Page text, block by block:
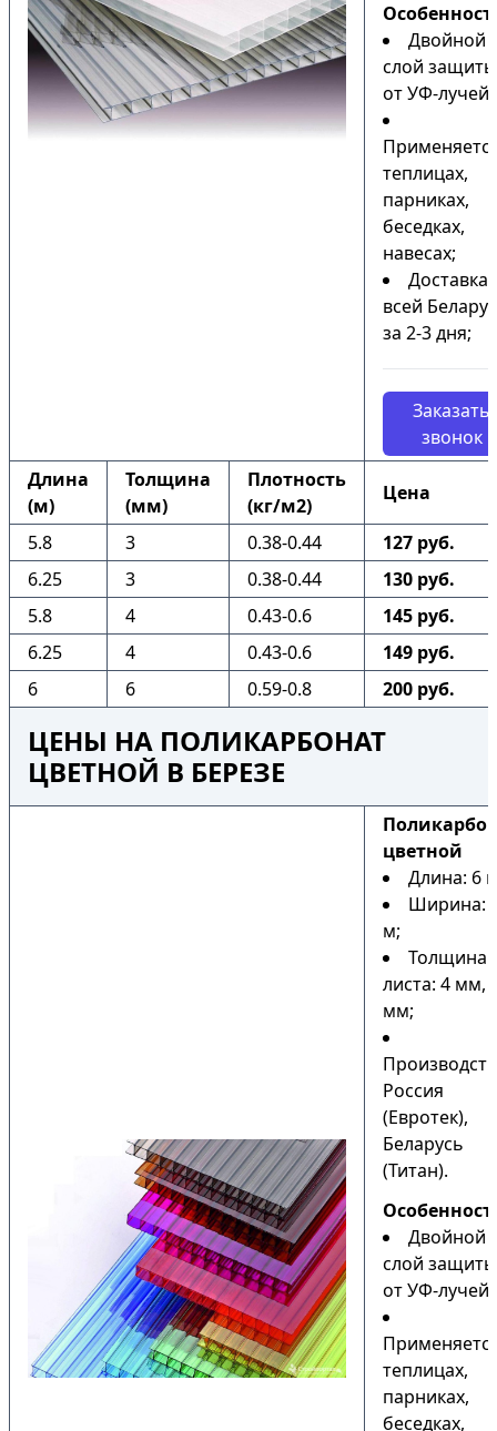
Двойной
слой защиты
от УФ-лучей;
теплицах,
парниках,
беседках,
навесах;
Доставка
всей
за 2-3 дня;
Заказать
звонок
Длина
(м)
Толщина
(мм)
Плотность
(кг/м2)
Цена
5.8 3 0.38-0.44
127 руб.
6.25
3 0.38-0.44
130 руб.
5.8
4 0.43-0.6
145 руб.
6.25
4 0.43-0.6
149 руб.
6
6 0.59-0.8 200 руб.
ЦЕНЫ НА ПОЛИКАРБОНАТ
ЦВЕТНОЙ В БЕРЕЗЕ
цветной
Длина: 6
Ширина:
м;
Толщина
листа: 4 мм,
мм;
Россия
(Евротек),
Беларусь
(Титан).
Двойной
слой защиты
от УФ-лучей;
теплицах,
парниках,
беседках,